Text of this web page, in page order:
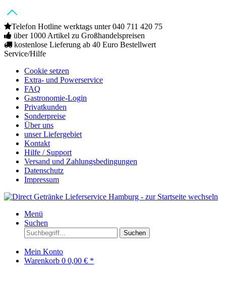
Telefon Hotline werktags unter 040 711 420 75
über 1000 Artikel zu Großhandelspreisen
kostenlose Lieferung ab 40 Euro Bestellwert
Service/Hilfe
Cookie setzen
Extra- und Powerservice
FAQ
Gastronomie-Login
Privatkunden
Sonderpreise
Über uns
unser Liefergebiet
Kontakt
Hilfe / Support
Versand und Zahlungsbedingungen
Datenschutz
Impressum
Menü
Suchen
Suchen
Mein Konto
Warenkorb 0 0,00 € *